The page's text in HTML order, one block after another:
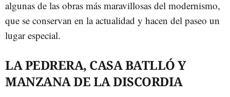
algunas de las obras más maravillosas del modernismo,
que se conservan en la actualidad y hacen del paseo un
lugar especial.
LA PEDRERA, CASA BATLLÓ Y
MANZANA DE LA DISCORDIA